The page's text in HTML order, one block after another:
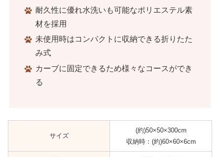
耐久性に優れ水洗いも可能なポリエステル素
材を採用
未使用時はコンパクトに収納できる折りたた
み式
カーブに固定できるため様々なコースができ
る
サイズ
(約)50×50×300cm
収納時：(約)60×60×6cm